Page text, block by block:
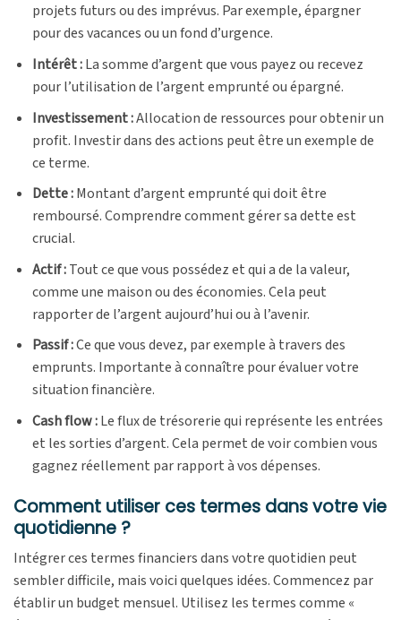
projets futurs ou des imprévus. Par exemple, épargner
pour des vacances ou un fond d’urgence.
Intérêt :La somme d’argent que vous payez ou recevez
pour l’utilisation de l’argent emprunté ou épargné.
Investissement :Allocation de ressources pour obtenir un
profit. Investir dans des actions peut être un exemple de
ce terme.
Dette :Montant d’argent emprunté qui doit être
remboursé. Comprendre comment gérer sa dette est
crucial.
Actif :Tout ce que vous possédez et qui a de la valeur,
comme une maison ou des économies. Cela peut
rapporter de l’argent aujourd’hui ou à l’avenir.
Passif :Ce que vous devez, par exemple à travers des
emprunts. Importante à connaître pour évaluer votre
situation financière.
Cash flow :Le flux de trésorerie qui représente les entrées
et les sorties d’argent. Cela permet de voir combien vous
gagnez réellement par rapport à vos dépenses.
Comment utiliser ces termes dans votre vie
quotidienne ?
Intégrer ces termes financiers dans votre quotidien peut
sembler difficile, mais voici quelques idées. Commencez par
établir un budget mensuel. Utilisez les termes comme «